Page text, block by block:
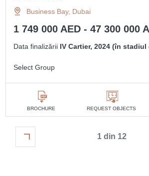
Business Bay, Dubai
1 749 000 AED - 47 300 000
Data finalizării IV Cartier, 2024 (în
Select Group
BROCHURE REQUEST OBJECTS
1 din 12